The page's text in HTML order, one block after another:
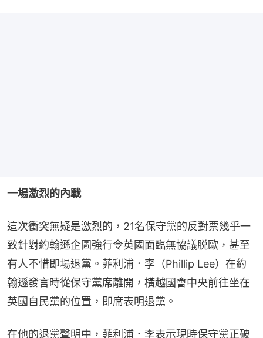
一場激烈的內戰
這次衝突無疑是激烈的，21名保守黨的反對票幾乎一
致針對約翰遜企圖強行令英國面臨無協議脱歐，甚至
有人不惜即場退黨。菲利浦．李（Phillip Lee）在約
翰遜發言時從保守黨席離開，橫越國會中央前往坐在
英國自民黨的位置，即席表明退黨。
在他的退黨聲明中，菲利浦．李表示現時保守黨正破